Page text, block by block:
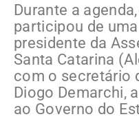
Durante a
participou de
presidente da
Santa Catarina
com o secretário
Diogo Demarchi,
ao Governo do